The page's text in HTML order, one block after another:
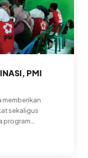
PMI
memberikan
sekaligus
program